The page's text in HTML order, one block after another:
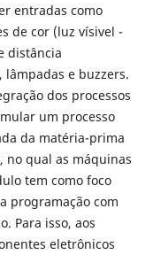
entradas como
de cor (luz vísivel -
distância
lâmpadas e buzzers.
dos processos
um processo
da matéria-prima
no qual as máquinas
tem como foco
programação com
Para isso, aos
eletrônicos